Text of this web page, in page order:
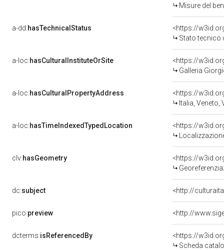
Misure del
a-dd:hasTechnicalStatus
<https://
Stato tecnico
a-loc:hasCulturalInstituteOrSite
<https://
Galleria
a-loc:hasCulturalPropertyAddress
<https://
Italia, Veneto,
a-loc:hasTimeIndexedTypedLocation
<https://
clv:hasGeometry
<https://
dc:subject <http://
pico:preview
dcterms:isReferencedBy
<https://
Scheda